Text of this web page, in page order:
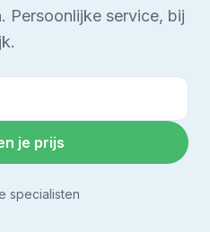
Persoonlijke service, bij
je prijs
specialisten